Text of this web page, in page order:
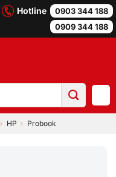
Hotline
0903 344 188
0909 344 188
HP Probook